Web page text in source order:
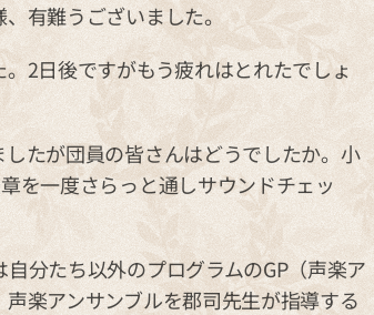
有難うございました。
2日後ですがもう疲れはとれたでしょ
たが団員の皆さんはどうでしたか。小
を一度さらっと通しサウンドチェッ
分たち以外のプログラムのGP（声楽ア
楽アンサンブルを郡司先生が指導する